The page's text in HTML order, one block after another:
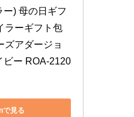
ー) 母の日ギフ
ラーギフト包
ズアダージョ
ビー ROA-2120
で見る